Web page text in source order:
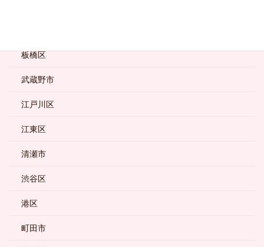
板橋区
武蔵野市
江戸川区
江東区
清瀬市
渋谷区
港区
町田市